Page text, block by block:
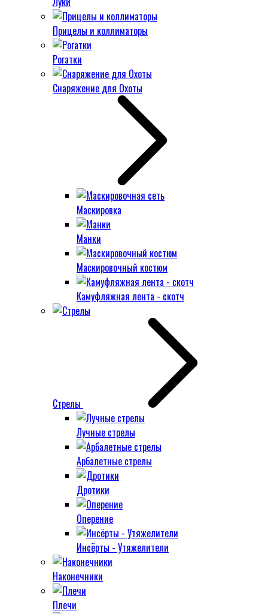
Прицелы и коллиматоры
Рогатки
Снаряжение для Охоты
Маскировка
Манки
Маскировочный костюм
Камуфляжная лента - скотч
Стрелы
Лучные стрелы
Арбалетные стрелы
Дротики
Оперение
Инсёрты - Утяжелители
Наконечники
Плечи